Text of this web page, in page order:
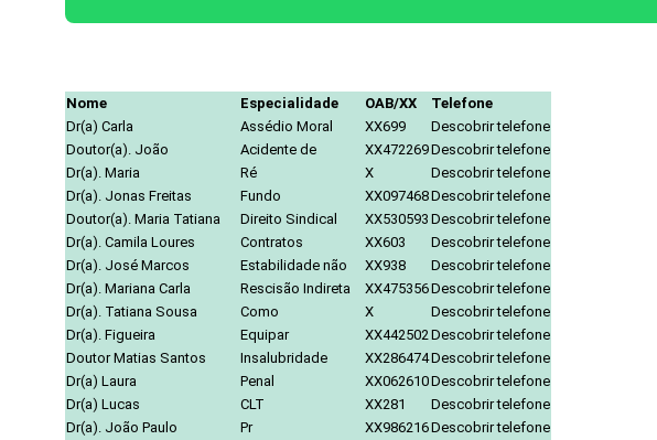
Nome Especialidade OAB/XX
Telefone
Dr(a) Carla
Assédio Moral XX699
Descobrir telefone
Doutor(a). João
Acidente de XX472269Descobrir telefone
Dr(a). Maria
Ré X
Descobrir telefone
Dr(a). Jonas Freitas
Fundo XX097468Descobrir telefone
Doutor(a). Maria Tatiana
Direito Sindical XX530593 Descobrir telefone
Dr(a). Camila Loures
Contratos XX603
Descobrir telefone
Dr(a). José Marcos
Estabilidade não XX938
Descobrir telefone
Dr(a). Mariana Carla
Rescisão Indireta XX475356Descobrir telefone
Dr(a). Tatiana Sousa
Como X
Descobrir telefone
Dr(a). Figueira
Equipar XX442502 Descobrir telefone
Doutor Matias Santos
Insalubridade XX286474Descobrir telefone
Dr(a) Laura
Penal XX062610Descobrir telefone
Dr(a) Lucas
CLT XX281
Descobrir telefone
Dr(a). João Paulo
Pr XX986216Descobrir telefone